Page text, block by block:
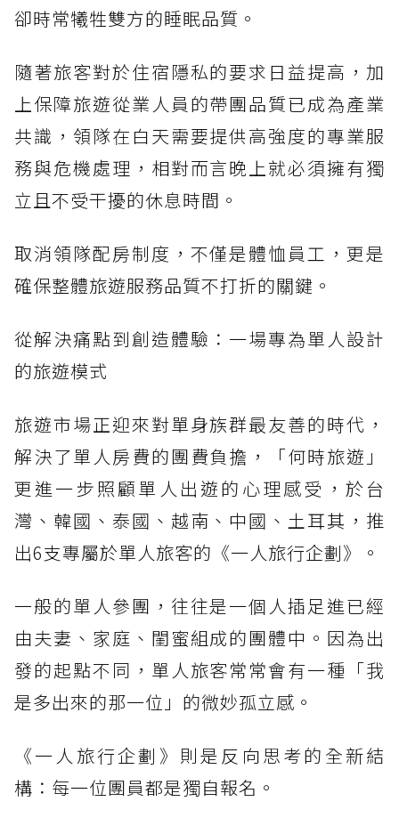
卻時常犧牲雙方的睡眠品質。
隨著旅客對於住宿隱私的要求日益提高，加
上保障旅遊從業人員的帶團品質已成為產業
共識，領隊在白天需要提供高強度的專業服
務與危機處理，相對而言晚上就必須擁有獨
立且不受干擾的休息時間。
取消領隊配房制度，不僅是體恤員工，更是
確保整體旅遊服務品質不打折的關鍵。
從解決痛點到創造體驗：一場專為單人設計
的旅遊模式
旅遊市場正迎來對單身族群最友善的時代，
解決了單人房費的團費負擔，「何時旅遊」
更進一步照顧單人出遊的心理感受，於台
灣、韓國、泰國、越南、中國、土耳其，推
出6支專屬於單人旅客的《一人旅行企劃》。
一般的單人參團，往往是一個人插足進已經
由夫妻、家庭、閨蜜組成的團體中。因為出
發的起點不同，單人旅客常常會有一種「我
是多出來的那一位」的微妙孤立感。
《一人旅行企劃》則是反向思考的全新結
構：每一位團員都是獨自報名。